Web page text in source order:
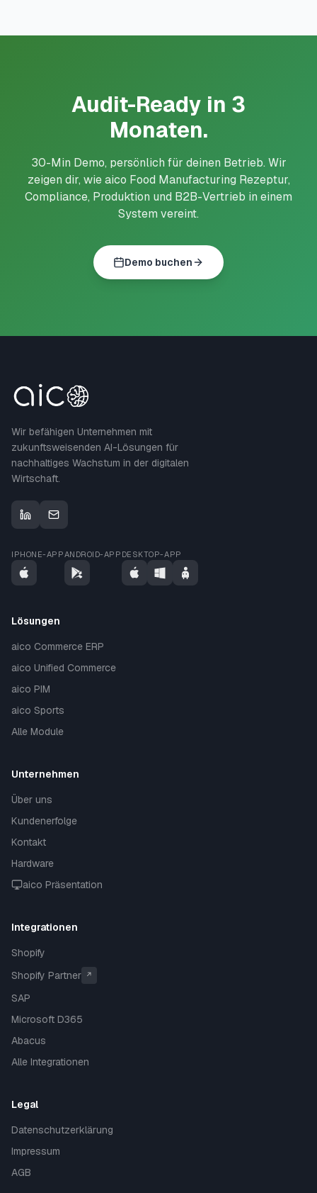
Audit-Ready in 3
Monaten.
30-Min Demo, persönlich für deinen Betrieb. Wir
zeigen dir, wie aico Food Manufacturing Rezeptur,
Compliance, Produktion und B2B-Vertrieb in einem
System vereint.
Demo buchen
Wir befähigen Unternehmen mit
zukunftsweisenden AI-Lösungen für
nachhaltiges Wachstum in der digitalen
Wirtschaft.
IPHONE-APPANDROID-APP DESKTOP-APP
Lösungen
aico Commerce ERP
aico Unified Commerce
aico PIM
aico Sports
Alle Module
Unternehmen
Über uns
Kundenerfolge
Kontakt
Hardware
aico Präsentation
Integrationen
Shopify
Shopify Partner
↗
SAP
Microsoft D365
Abacus
Alle Integrationen
Legal
Datenschutzerklärung
Impressum
AGB